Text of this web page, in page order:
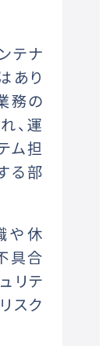
テナ
あり
務の
、運
ム担
る部
や休
具合
リテ
スク